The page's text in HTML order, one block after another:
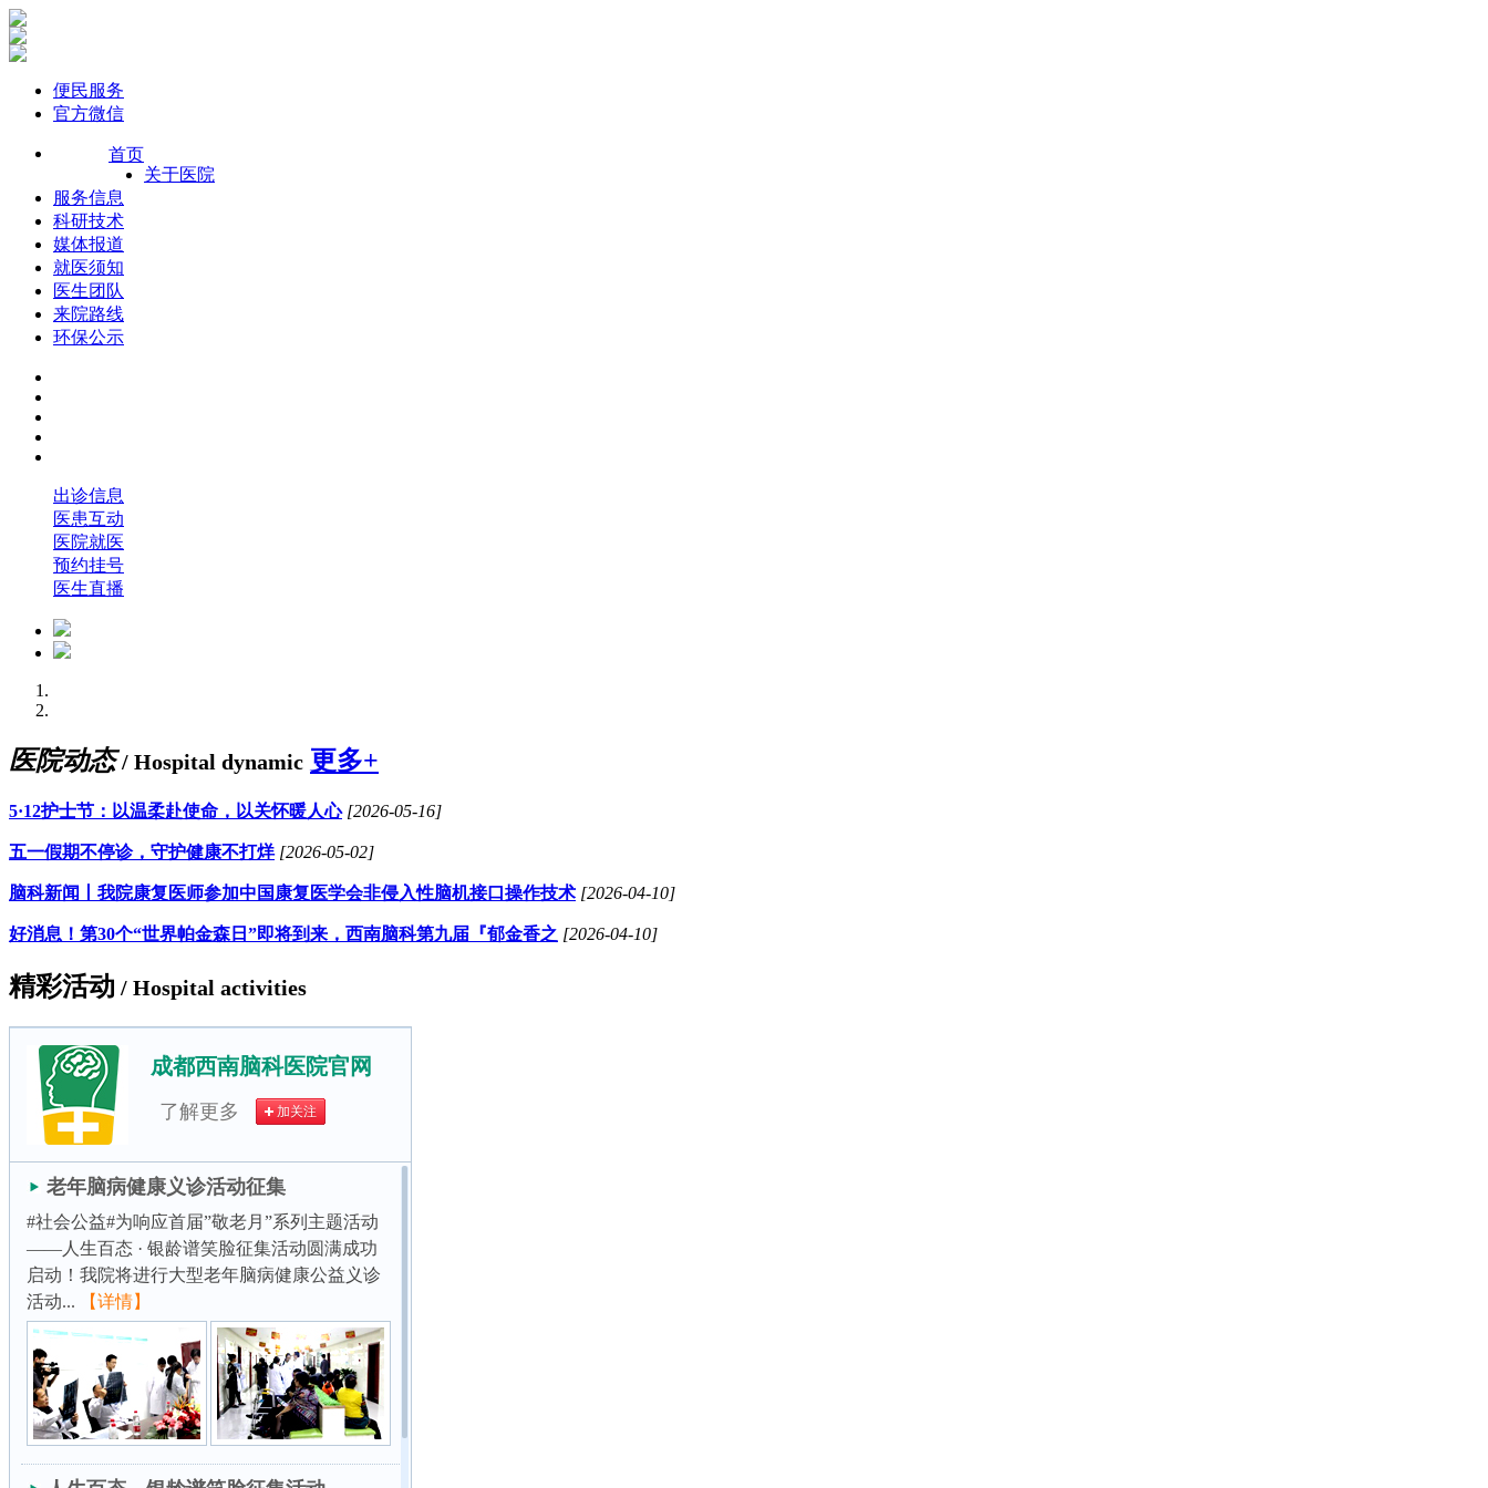
便民服务
官方微信
首页
关于医院
服务信息
科研技术
媒体报道
就医须知
医生团队
来院路线
环保公示
出诊信息
医患互动
医院就医
预约挂号
医生直播
医院动态 / Hospital dynamic 更多+
5·12护士节：以温柔赴使命，以关怀暖人心 [2026-05-16]
五一假期不停诊，守护健康不打烊 [2026-05-02]
脑科新闻丨我院康复医师参加中国康复医学会非侵入性脑机接口操作技术 [2026-04-10]
好消息！第30个“世界帕金森日”即将到来，西南脑科第九届『郁金香之 [2026-04-10]
精彩活动 / Hospital activities